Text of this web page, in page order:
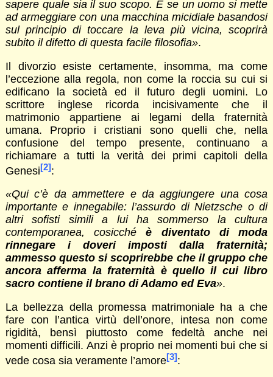
sapere quale sia il suo scopo. E se un uomo si mette
ad armeggiare con una macchina micidiale basandosi
sul principio di toccare la leva più vicina, scoprirà
subito il difetto di questa facile filosofia».
Il divorzio esiste certamente, insomma, ma come
l’eccezione alla regola, non come la roccia su cui si
edificano la società ed il futuro degli uomini. Lo
scrittore inglese ricorda incisivamente che il
matrimonio appartiene ai legami della fraternità
umana. Proprio i cristiani sono quelli che, nella
confusione del tempo presente, continuano a
richiamare a tutti la verità dei primi capitoli della
Genesi[2]:
«Qui c’è da ammettere e da aggiungere una cosa
importante e innegabile: l’assurdo di Nietzsche o di
altri sofisti simili a lui ha sommerso la cultura
contemporanea, cosicchéè diventato di moda
rinnegare i doveri imposti dalla fraternità;
ammesso questo si scoprirebbe che il gruppo che
ancora afferma la fraternità è quello il cui libro
sacro contiene il brano di Adamo ed Eva».
La bellezza della promessa matrimoniale ha a che
fare con l’antica virtù dell’onore, intesa non come
rigidità, bensì piuttosto come fedeltà anche nei
momenti difficili. Anzi è proprio nei momenti bui che si
vede cosa sia veramente l’amore[3]: